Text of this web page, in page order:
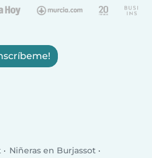
Niñeras en Burjassot